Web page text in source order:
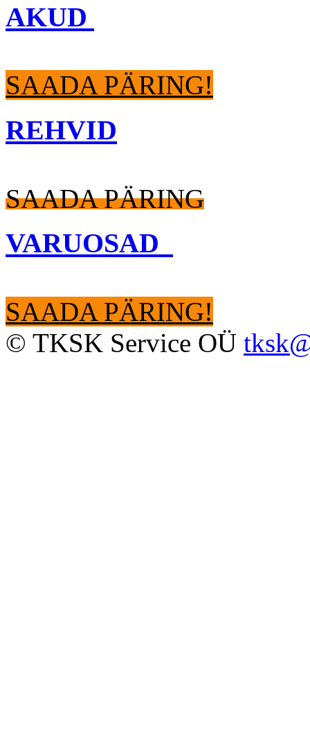
AKUD
SAADA PÄRING!
REHVID
SAADA PÄRING
VARUOSAD
SAADA PÄRING!
© TKSK Service OÜ